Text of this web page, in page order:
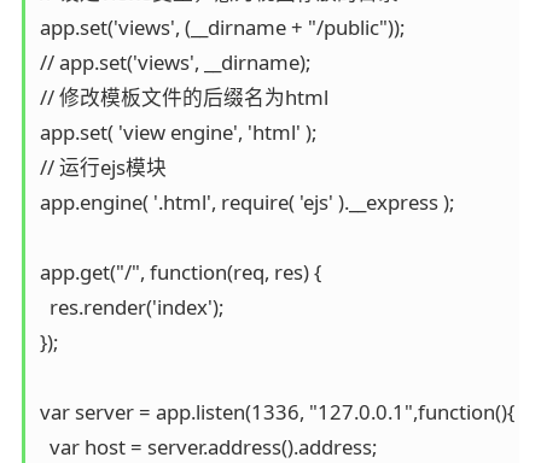
app.set('views', (__dirname + "/public"));
// app.set('views', __dirname);
// 修改模板文件的后缀名为html
app.set( 'view engine', 'html' );
// 运行ejs模块
app.engine( '.html', require( 'ejs' ).__express );
app.get("/", function(req, res) {
  res.render('index');
});
var server = app.listen(1336, "127.0.0.1",function(){
  var host = server.address().address;